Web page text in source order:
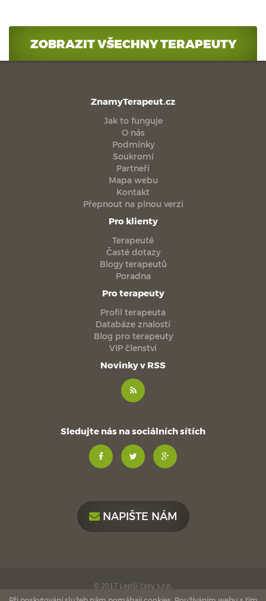
ZOBRAZIT VŠECHNY TERAPEUTY
ZnamyTerapeut.cz
Jak to funguje
O nás
Podmínky
Soukromí
Partneři
Mapa webu
Kontakt
Přepnout na plnou verzi
Pro klienty
Terapeuté
Časté dotazy
Blogy terapeutů
Poradna
Pro terapeuty
Profil terapeuta
Databáze znalostí
Blog pro terapeuty
VIP členství
Novinky v RSS
Sledujte nás na sociálních sítích
NAPIŠTE NÁM
© 2017 Lepší časy s.r.o.